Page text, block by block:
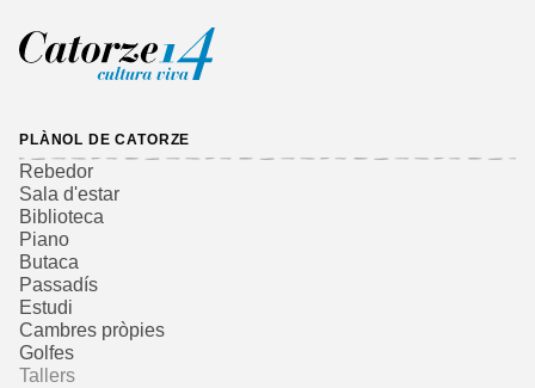
PLÀNOL DE CATORZE
Rebedor
Sala d'estar
Biblioteca
Piano
Butaca
Passadís
Estudi
Cambres pròpies
Golfes
Tallers